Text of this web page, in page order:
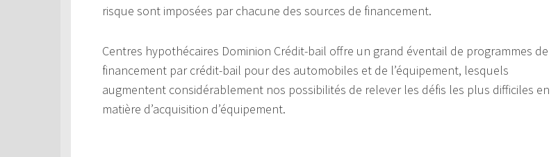
risque sont imposées par chacune des sources de financement.
Centres hypothécaires Dominion Crédit-bail offre un grand éventail de programmes de
financement par crédit-bail pour des automobiles et de l’équipement, lesquels
augmentent considérablement nos possibilités de relever les défis les plus difficiles en
matière d’acquisition d’équipement.